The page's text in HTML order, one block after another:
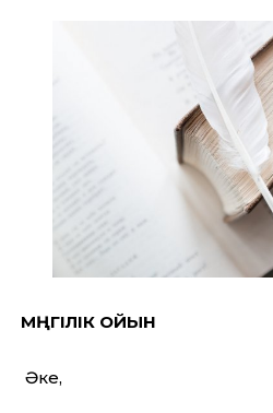
МӘҢГІЛІК ОЙЫН
Әке,